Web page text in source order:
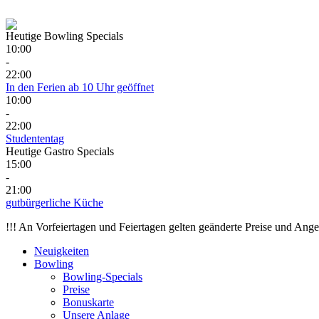
Heutige Bowling Specials
10:00
-
22:00
In den Ferien ab 10 Uhr geöffnet
10:00
-
22:00
Studententag
Heutige Gastro Specials
15:00
-
21:00
gutbürgerliche Küche
!!! An Vorfeiertagen und Feiertagen gelten geänderte Preise und
Neuigkeiten
Bowling
Bowling-Specials
Preise
Bonuskarte
Unsere Anlage